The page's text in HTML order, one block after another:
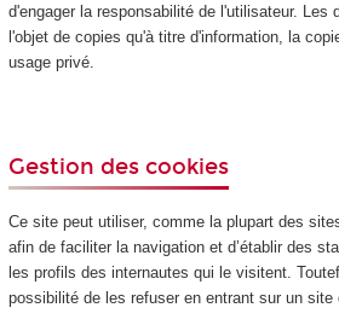
d'engager la responsabilité de l'utilisateur. Les
l'objet de copies qu'à titre d'information, la
usage privé.
Gestion des cookies
Ce site peut utiliser, comme la plupart des
afin de faciliter la navigation et d’établir des
les profils des internautes qui le visitent.
possibilité de les refuser en entrant sur un site